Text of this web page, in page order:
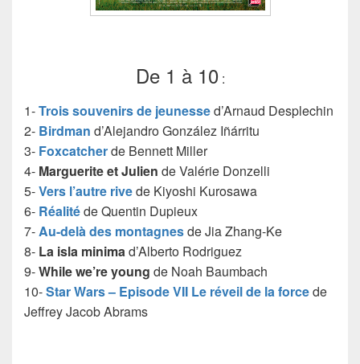
De 1 à 10:
1-Trois souvenirs de jeunessed’Arnaud Desplechin
2- Birdman d’Alejandro González Iñárritu
3- Foxcatcherde Bennett Miller
4- Marguerite et Julien de Valérie Donzelli
5-Vers l’autre rivede Kiyoshi Kurosawa
6- Réalitéde Quentin Dupieux
7-Au-delà des montagnesde Jia Zhang-Ke
8- La isla minimad’Alberto Rodriguez
9-While we’re young de Noah Baumbach
10-Star Wars – Episode VII Le réveil de la forcede
Jeffrey Jacob Abrams